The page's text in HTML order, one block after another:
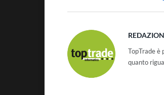
TopTrade è
quanto